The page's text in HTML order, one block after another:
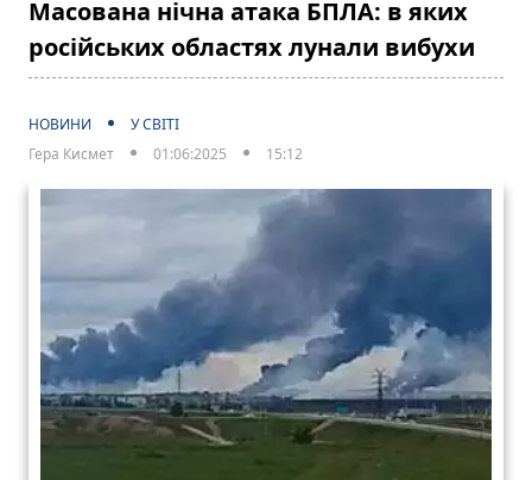
Масована нічна атака БПЛА: в яких
російських областях лунали вибухи
НОВИНИ
У СВІТІ
Гера Кисмет
01:06:2025 15:12